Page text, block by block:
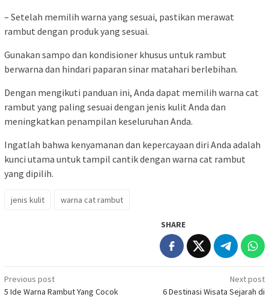
– Setelah memilih warna yang sesuai, pastikan merawat
rambut dengan produk yang sesuai.
Gunakan sampo dan kondisioner khusus untuk rambut
berwarna dan hindari paparan sinar matahari berlebihan.
Dengan mengikuti panduan ini, Anda dapat memilih warna cat
rambut yang paling sesuai dengan jenis kulit Anda dan
meningkatkan penampilan keseluruhan Anda.
Ingatlah bahwa kenyamanan dan kepercayaan diri Anda adalah
kunci utama untuk tampil cantik dengan warna cat rambut
yang dipilih.
jenis kulit warna cat rambut
SHARE
Post
Previous post
5 Ide Warna Rambut Yang Cocok
Next post
6 Destinasi Wisata Sejarah di